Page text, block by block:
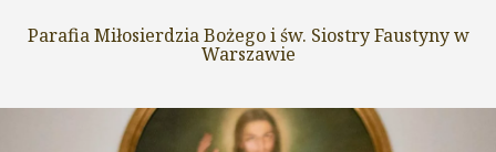
Parafia Miłosierdzia Bożego i św. Siostry Faustyny w
Warszawie